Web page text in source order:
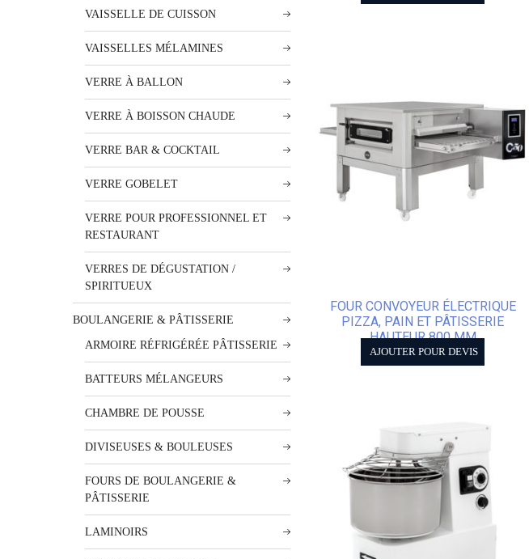
VAISSELLE DE CUISSON
VAISSELLES MÉLAMINES
VERRE À BALLON
VERRE À BOISSON CHAUDE
VERRE BAR & COCKTAIL
VERRE GOBELET
VERRE POUR PROFESSIONNEL ET
RESTAURANT
VERRES DE DÉGUSTATION /
SPIRITUEUX
BOULANGERIE & PÂTISSERIE
ARMOIRE RÉFRIGÉRÉE PÂTISSERIE
BATTEURS MÉLANGEURS
CHAMBRE DE POUSSE
DIVISEUSES & BOULEUSES
FOURS DE BOULANGERIE &
PÂTISSERIE
LAMINOIRS
FOUR CONVOYEUR ÉLECTRIQUE
PIZZA, PAIN ET PÂTISSERIE
HAUTEUR 800 MM
FOUR À PIZZA CONVOYEUR
AJOUTER POUR DEVIS